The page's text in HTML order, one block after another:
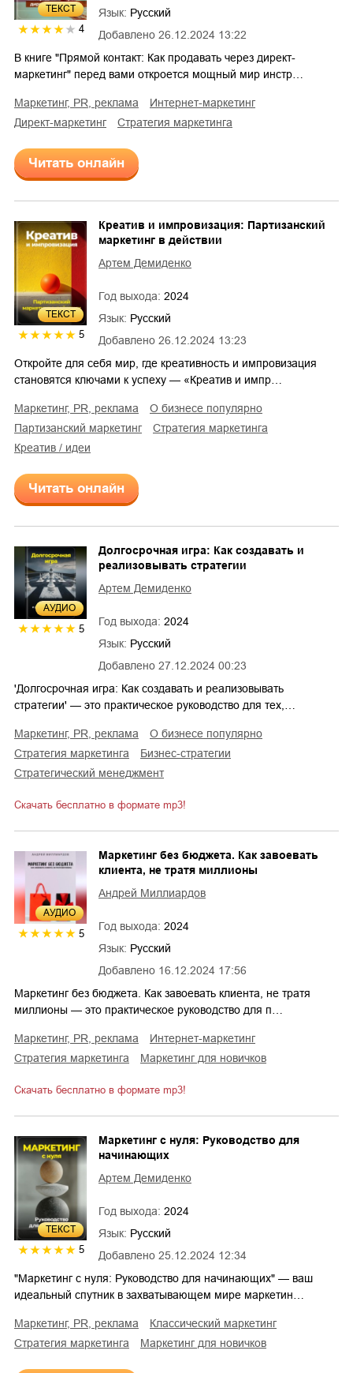
ТЕКСТ
4 Добавлено 26.12.2024 13:22
Язык: Русский
В книге "Прямой контакт: Как продавать через директ-
маркетинг" перед вами откроется мощный мир инстр…
маркетинг, PR, реклама
интернет-маркетинг
директ-маркетинг
стратегия маркетинга
Читать онлайн
ТЕКСТ
5 Добавлено 26.12.2024 13:23
Креатив и импровизация: Партизанский
маркетинг в действии
Артем Демиденко
Год выхода: 2024
Язык: Русский
Откройте для себя мир, где креативность и импровизация
становятся ключами к успеху — «Креатив и импр…
маркетинг, PR, реклама
о бизнесе популярно
партизанский маркетинг
стратегия маркетинга
креатив / идеи
Читать онлайн
AУДИО
5
Добавлено 27.12.2024 00:23
Долгосрочная игра: Как создавать и
реализовывать стратегии
Артем Демиденко
Год выхода: 2024
Язык: Русский
'Долгосрочная игра: Как создавать и реализовывать
стратегии' — это практическое руководство для тех,…
маркетинг, PR, реклама
о бизнесе популярно
стратегия маркетинга
бизнес-стратегии
стратегический менеджмент
Скачать бесплатно в формате mp3!
AУДИО
5
Добавлено 16.12.2024 17:56
Маркетинг без бюджета. Как завоевать
клиента, не тратя миллионы
Андрей Миллиардов
Год выхода: 2024
Язык: Русский
Маркетинг без бюджета. Как завоевать клиента, не тратя
миллионы — это практическое руководство для п…
маркетинг, PR, реклама
интернет-маркетинг
стратегия маркетинга
маркетинг для новичков
Скачать бесплатно в формате mp3!
ТЕКСТ
5 Добавлено 25.12.2024 12:34
Маркетинг с нуля: Руководство для
начинающих
Артем Демиденко
Год выхода: 2024
Язык: Русский
"Маркетинг с нуля: Руководство для начинающих" — ваш
идеальный спутник в захватывающем мире маркетин…
маркетинг, PR, реклама
классический маркетинг
стратегия маркетинга
маркетинг для новичков